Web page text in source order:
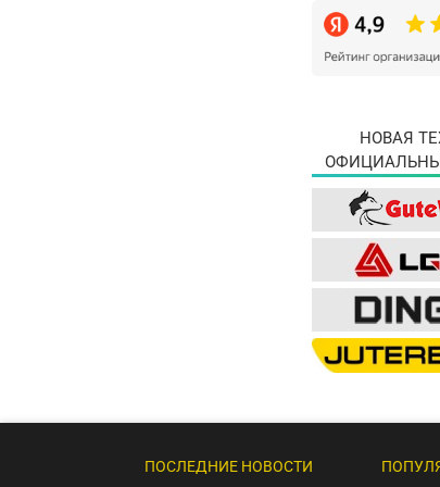
НОВАЯ
ПОСЛЕДНИЕ НОВОСТИ